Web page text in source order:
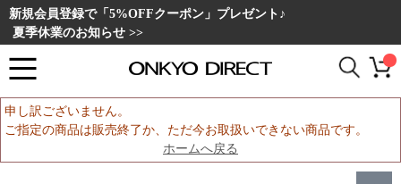
新規会員登録で「5%OFFクーポン」プレゼント♪
夏季休業のお知らせ >>
申し訳ございません。
ご指定の商品は販売終了か、ただ今お取扱いできない商品です。
ホームへ戻る